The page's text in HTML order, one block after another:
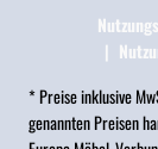
* Preise inklusive
genannten Preisen